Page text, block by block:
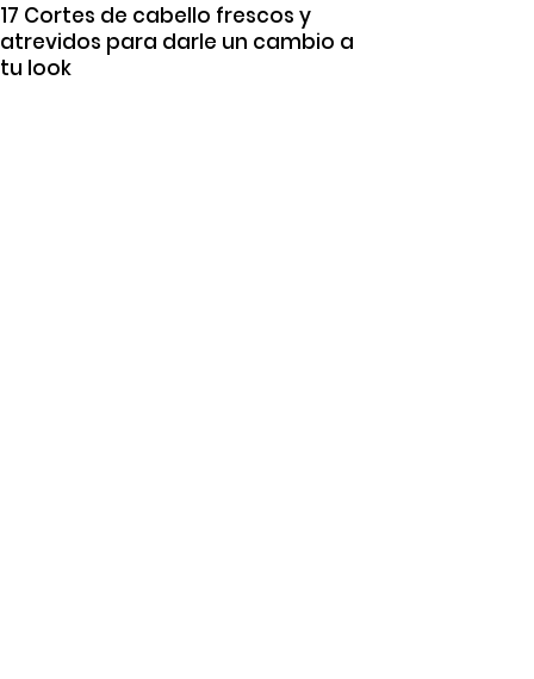
17 Cortes de cabello frescos y
atrevidos para darle un cambio a
tu look